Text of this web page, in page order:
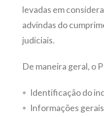
levadas em
advindas do
judiciais.
De maneira geral, o
Identificação do
Informações